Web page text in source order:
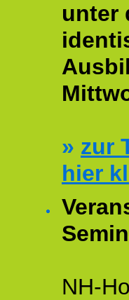
unter
» zur
hier
NH-